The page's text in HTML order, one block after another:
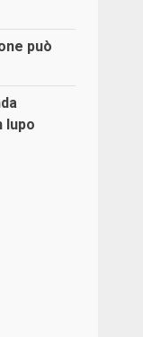
può
lupo